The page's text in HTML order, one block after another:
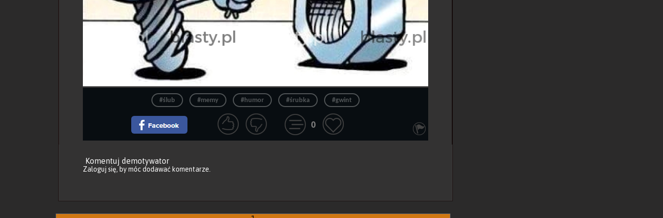
#ślub #memy #humor #śrubka #gwint
0
Komentuj demotywator
Zaloguj się, by móc dodawać komentarze.